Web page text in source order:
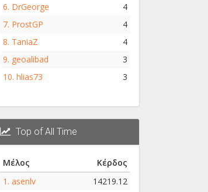
6. DrGeorge
4
7. ProstGP
4
8. TaniaZ
4
9. geoalibad
3
10. hlias73 3
Top of All Time
Μέλος
Κέρδος
1. asenlv
14219.12